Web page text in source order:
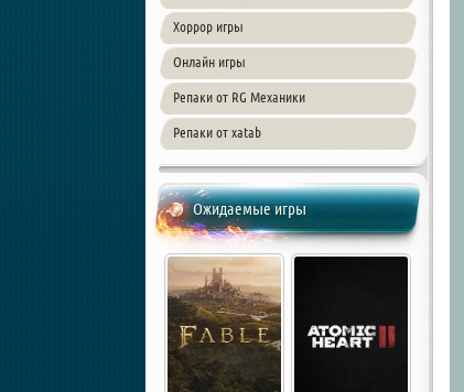
Хоррор игры
Онлайн игры
Репаки от RG Механики
Репаки от xatab
Ожидаемые игры